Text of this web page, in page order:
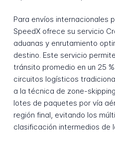
Para envíos internacionales
SpeedX ofrece su servicio
aduanas y enrutamiento
destino. Este servicio
tránsito promedio en un 25
circuitos logísticos
a la técnica de zone-
lotes de paquetes por vía
región final, evitando los
clasificación intermedios de